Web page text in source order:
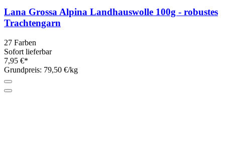
Lana Grossa Alpina Landhauswolle 100g - robustes
Trachtengarn
27 Farben
Sofort lieferbar
7,95 €*
Grundpreis: 79,50 €/kg